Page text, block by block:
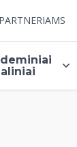
PARTNERIAMS